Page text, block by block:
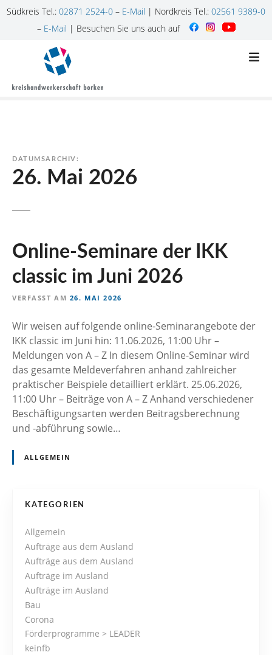
Südkreis Tel.: 02871 2524-0 – E-Mail | Nordkreis Tel.: 02561 9389-0
– E-Mail | Besuchen Sie uns auch auf
DATUMSARCHIV:
26. Mai 2026
Online-Seminare der IKK
classic im Juni 2026
VERFASST AM 26. MAI 2026
Wir weisen auf folgende online-Seminarangebote der
IKK classic im Juni hin: 11.06.2026, 11:00 Uhr –
Meldungen von A – Z In diesem Online-Seminar wird
das gesamte Meldeverfahren anhand zahlreicher
praktischer Beispiele detailliert erklärt. 25.06.2026,
11:00 Uhr – Beiträge von A – Z Anhand verschiedener
Beschäftigungsarten werden Beitragsberechnung
und -abführung sowie…
ALLGEMEIN
N
KATEGORIEN
Allgemein
Aufträge aus dem Ausland
Aufträge aus dem Ausland
Aufträge im Ausland
Aufträge im Ausland
Bau
Corona
Förderprogramme > LEADER
keinfb